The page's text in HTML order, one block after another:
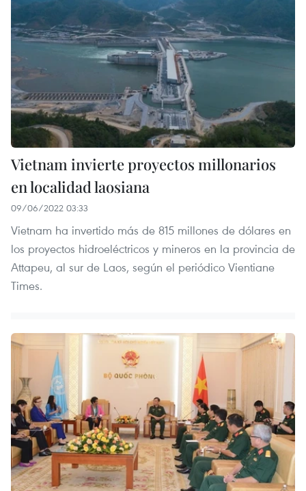
Vietnam invierte proyectos millonarios
en localidad laosiana
09/06/2022 03:33
Vietnam ha invertido más de 815 millones de dólares en
los proyectos hidroeléctricos y mineros en la provincia de
Attapeu, al sur de Laos, según el periódico Vientiane
Times.